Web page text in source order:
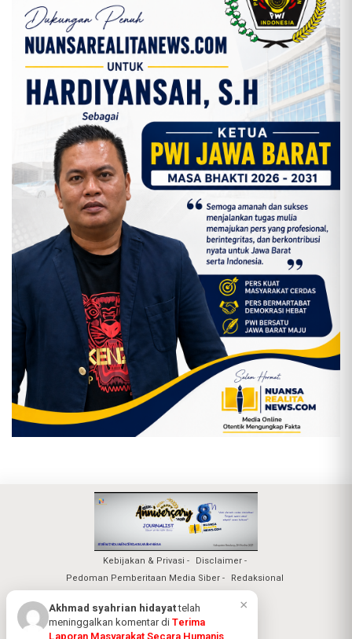
Kebijakan & Privasi
Disclaimer
Pedoman Pemberitaan Media Siber
Redaksional